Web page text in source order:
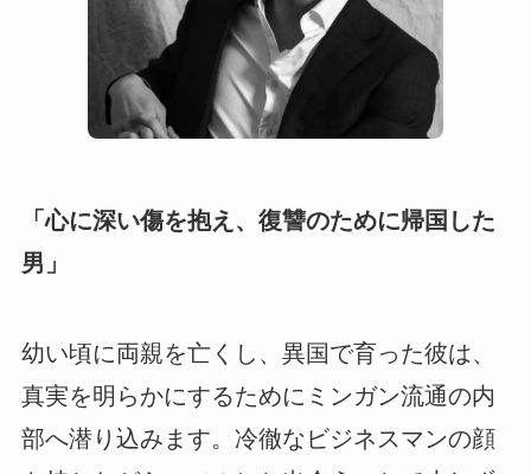
「心に深い傷を抱え、復讐のために帰国した
男」
幼い頃に両親を亡くし、異国で育った彼は、
真実を明らかにするためにミンガン流通の内
部へ潜り込みます。冷徹なビジネスマンの顔